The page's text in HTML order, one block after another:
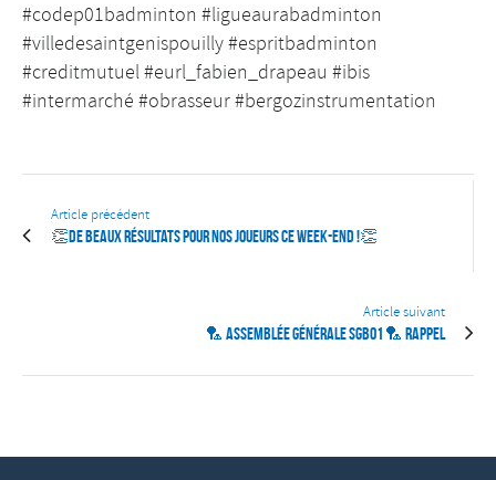
#codep01badminton #ligueaurabadminton
#villedesaintgenispouilly #espritbadminton
#creditmutuel #eurl_fabien_drapeau #ibis
#intermarché #obrasseur #bergozinstrumentation
Article précédent
👏De beaux résultats pour nos joueurs ce week-end !👏
Article suivant
🏸 ASSEMBLÉE GÉNÉRALE SGB01 🏸 RAPPEL